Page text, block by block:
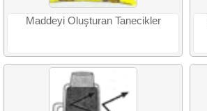
Maddeyi Oluşturan Tanecikler